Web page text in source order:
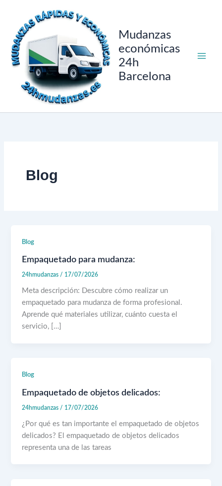
contenido
Mudanzas
económicas
24h
Barcelona
Blog
Blog
Empaquetado para mudanza:
24hmudanzas / 17/07/2026
Meta descripción: Descubre cómo realizar un
empaquetado para mudanza de forma profesional.
Aprende qué materiales utilizar, cuánto cuesta el
servicio, […]
Blog
Empaquetado de objetos delicados:
24hmudanzas / 17/07/2026
¿Por qué es tan importante el empaquetado de objetos
delicados? El empaquetado de objetos delicados
representa una de las tareas